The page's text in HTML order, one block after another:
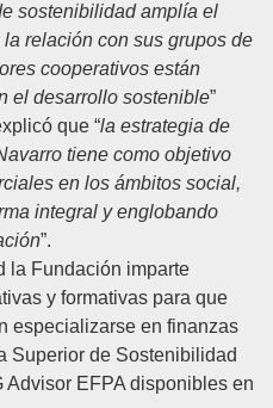
sostenibilidad amplía el
relación con sus grupos de
cooperativos están
el desarrollo sostenible”
que “la estrategia de
tiene como objetivo
en los ámbitos social,
integral y englobando
”.
la Fundación imparte
y formativas para que
especializarse en finanzas
Superior de Sostenibilidad
EFPA disponibles en